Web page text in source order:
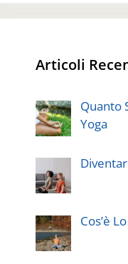
Articoli
Quanto
Yoga
Cos’è